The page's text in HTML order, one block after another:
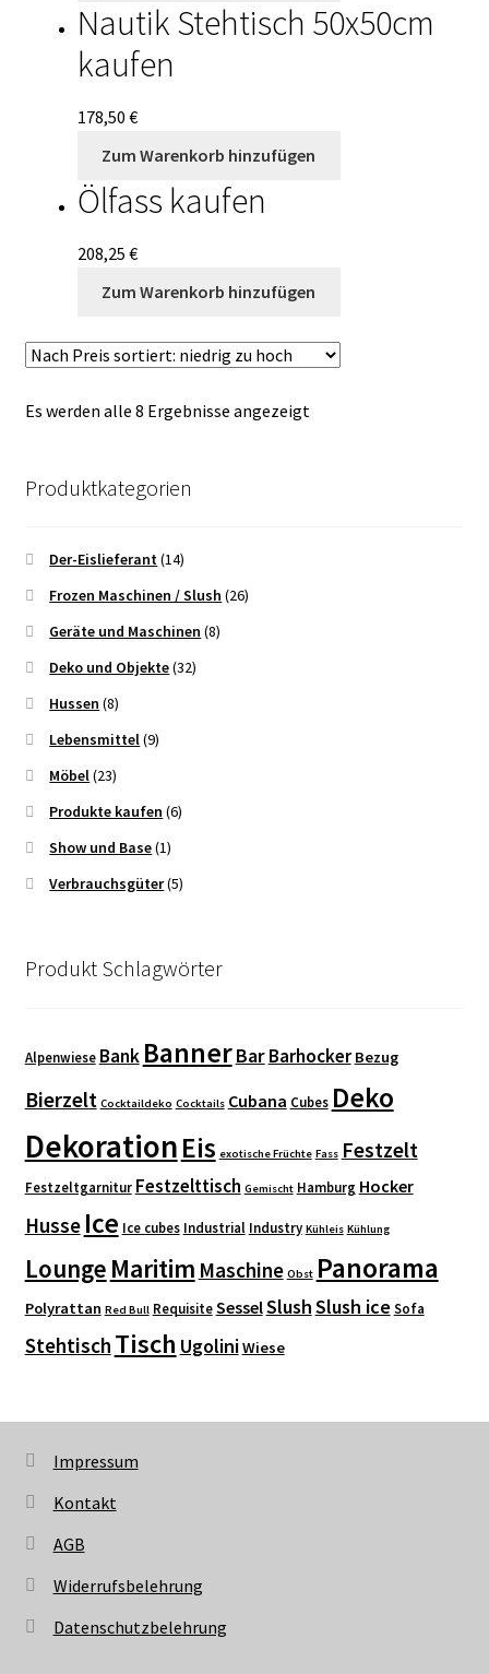
Nautik Stehtisch 50x50cm
kaufen
178,50 €
Zum Warenkorb hinzufügen
Ölfass kaufen
208,25 €
Zum Warenkorb hinzufügen
Es werden alle 8 Ergebnisse angezeigt
Produktkategorien
Der-Eislieferant(14)
Frozen Maschinen / Slush (26)
Geräte und Maschinen (8)
Deko und Objekte(32)
Hussen (8)
Lebensmittel(9)
Möbel(23)
Produkte kaufen (6)
Show und Base(1)
Verbrauchsgüter(5)
Produkt Schlagwörter
Alpenwiese Bank BannerBarBarhocker Bezug
Bierzelt Cocktaildeko Cocktails Cubana Cubes Deko
DekorationEis exotische Früchte Fass Festzelt
Festzeltgarnitur Festzelttisch Gemischt Hamburg Hocker
Husse Ice Ice cubes Industrial Industry Kühleis Kühlung
Lounge Maritim Maschine Obst Panorama
Polyrattan Red Bull Requisite SesselSlushSlush ice Sofa
Stehtisch Tisch UgoliniWiese
Impressum
Kontakt
AGB
Widerrufsbelehrung
Datenschutzbelehrung